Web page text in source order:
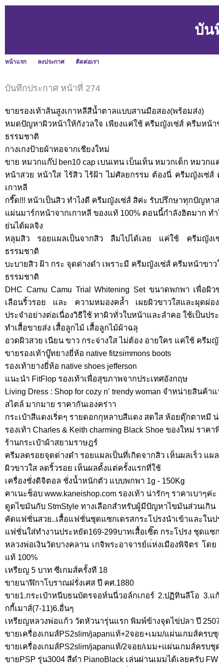
บัน
หน้าแรก ลงประกาศ ติดต่อเรา
บันทึกประกาศ หน้าที่ 274
ขายรองเท้าส้นสูงเกาหลีสีน้ำตาลแบบสานมือสอง(พร้อมส่ง)
หมดปัญหาผิวหน้าให้กังวลใจ เพียงแค่ใช้ ครีมญังเซ่ส์ ครีมหน้า
ธรรมชาติ
กางเกงป้ายผ้าทอจากเชียงใหม่
ขาย หมวกแก๊ป ben10 cap เบนเทน เบ็นเท็น หมวกเด็ก หมวก
หน้าสวย หน้าใส ไร้สิว ไร้ฝ้า ไม่ศัลยกรรม ต้องนี่ ครีมญังเซ่
เกาหลี
กรี๊ด!!! หน้าเป็นสิว ทำไงดี ครีมญังเซ่ส์ สิค่ะ รับปรึกษาทุกปัญหา
แผ่นมาร์กหน้าจากเกาหลี ของแท้ 100% ตอนนี้กำลังฮิตมาก ท
ย่นได้ผลจิง
หลุมสิว รอยแผลเป็นจากสิว ลืมไปได้เลย แค่ใช้ ครีมญัง
ธรรมชาติ
บะบายสิว ฝ้า กระ จุดด่างดำ เพราะมี ครีมญังเซ่ส์ ครีมหน้าขาว
ธรรมชาติ
DHC Camu Camu Trial Whitening Set ขนาดพกพา เพื่อผิ
เลือนริ้วรอย และ ความหมองคล้ำ เผยผิวขาวใสและผุดผ่อง
ประจำอย่างต่อเนื่องวิธีใช้ ทาผิวทั่วใบหน้าและลำคอ ใช้เป็นปร
ทำเสื้อขายส่ง เสื้อลูกไม้ เสื้อลูกไม้ผ้าฉลุ
อวดผิวสวย เนียน ขาว กระจ่างใส ไม่ต้อง อายใคร แค่ใช้ ครีม
ขายรองเท้าบู๊ทยางยี่ห้อ native fitzsimmons boots
รองเท้ายางยี่ห้อ native shoes jefferson
แนะนำ FitFlop รองเท้าเพื่อสุขภาพจากประเทศอังกฤษ
Living Dress : Shop for cozy n' trendy woman จำหน่ายสินค้
สไตล์ มากมาย ราคากันเองคร่าา
กระเป๋าสีแดงเริ่ดๆ รายดอกกุหลาบสีแดง สดใส ห้อยตุ๊กตาหมี
รองเท้า Charles & Keith charming Black Shoe ของใหม่ ราคา
ร้านกระเป๋าผ้าสยามราษฎร์
ครีมลดรอยจุดด่างดำ รอยแผลเป็นที่เกิดจากสิว เห็นผลเร็ว แผ
ผิวขาวใส ลดริ้วรอย เห็นผลตั้งแต่ครั้งแรกที่ใช้
เครื่องชั่งดิจิตอล ชั่งน้ำหนักตัว แบบพกพา 1g - 150Kg
คาเนะช็อบ www.kaneishop.com รองเท้า น่ารักๆ ราคาเบาๆค่ะ
ดูดไขมันกับ StmStyle ทางเลือกสำหรับผู้มีปัญหาไขมันส่วนเกิน
คัดแฟชั่นสวย..เสื้อแฟชั่นชุดแซกเดรสกระโปรงนำเข้าและในป
แฟชั่นใส่ทำงานประหยัด169-299บาทเสื้อเซิ๊ต กระโปรง ชุดแ
หลวงพ่อเงินวัดบางคลาน เกจิพระอาจารย์แ่ห่งเมืองพิจิตร โด
แท้ 100%
เหรียญ 5 บาท ซีเกมส์ครั้งที 18
ขายนาฬิกาโบราณฝรั่งเศส ปี คศ.1880
ขาย1.กระเป๋าหนีบธนบัตรจอห์นนี่วอล์กเกอร์ 2.ปฏิทินลีโอ 3.แ
กกี้เมาส์(7-11)6.อื่นๆ
เหรียญหลวงพ่อแก้ว วัดหัวนารุ่นแรก พิมพ์ข้างจุดไข่ปลา ปี
ขายเครื่องเกมส์PS2slim/japanแท้+2จอย+เมม/แผ่นเกมส์ครบ
ขายเครื่องเกมส์PS2slim/japanแท้/2จอย/เมม+แผ่นเกมส์ครบชุ
ขายPSP รุ่น3004 สีดำ PianoBlack เล่นผ่านเมมได้เลยครับ FW